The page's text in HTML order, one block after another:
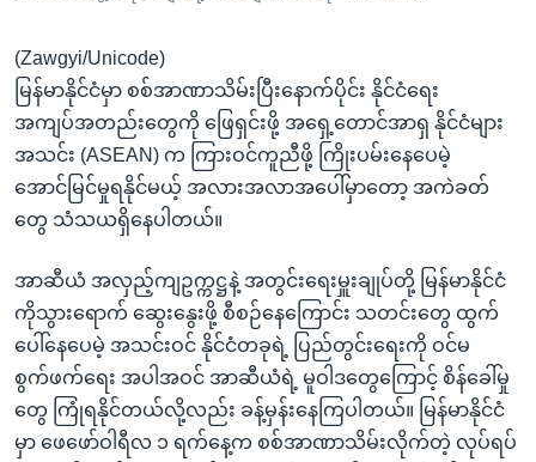
ရှာဖွေ
ရန်
နေရာ
သို့
ကျော်
ရန်
(Zawgyi/Unicode)
မြန်မာနိုင်ငံမှာ စစ်အာဏာသိမ်းပြီးနောက်ပိုင်း နိုင်ငံရေး
အကျပ်အတည်းတွေကို ဖြေရှင်းဖို့ အရှေ့တောင်အာရှ နိုင်ငံများ
အသင်း (ASEAN) က ကြားဝင်ကူညီဖို့ ကြိုးပမ်းနေပေမဲ့
အောင်မြင်မှုရနိုင်မယ့် အလားအလာအပေါ်မှာတော့ အကဲခတ်
တွေ သံသယရှိနေပါတယ်။
အာဆီယံ အလှည့်ကျဥက္ကဋ္ဌနဲ့ အတွင်းရေးမှူးချုပ်တို့ မြန်မာနိုင်ငံ
ကိုသွားရောက် ဆွေးနွေးဖို့ စီစဉ်နေကြောင်း သတင်းတွေ ထွက်
ပေါ်နေပေမဲ့ အသင်းဝင် နိုင်ငံတခုရဲ့ ပြည်တွင်းရေးကို ဝင်မ
စွက်ဖက်ရေး အပါအဝင် အာဆီယံရဲ့ မူဝါဒတွေကြောင့် စိန်ခေါ်မှု
တွေ ကြုံရနိုင်တယ်လို့လည်း ခန့်မှန်းနေကြပါတယ်။ မြန်မာနိုင်ငံ
မှာ ဖေဖော်ဝါရီလ ၁ ရက်နေ့က စစ်အာဏာသိမ်းလိုက်တဲ့ လုပ်ရပ်